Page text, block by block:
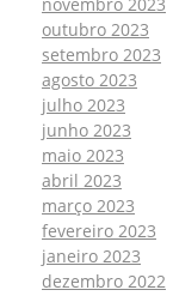
novembro 2023
outubro 2023
setembro 2023
agosto 2023
julho 2023
junho 2023
maio 2023
abril 2023
março 2023
fevereiro 2023
janeiro 2023
dezembro 2022